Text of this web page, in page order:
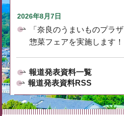
2026年8月7日
「奈良のうまいものプラ
惣菜フェアを実施します！
報道発表資料一覧
報道発表資料RSS